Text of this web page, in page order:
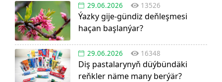
29.06.2026 13526
Ýazky gije-gündiz deňleşmesi
haçan başlanýar?
29.06.2026 16348
Diş pastalarynyň düýbündäki
reňkler näme many berýär?